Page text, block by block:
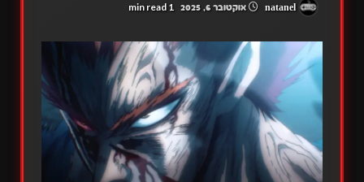
אוקטובר 6, 2025 1 min read